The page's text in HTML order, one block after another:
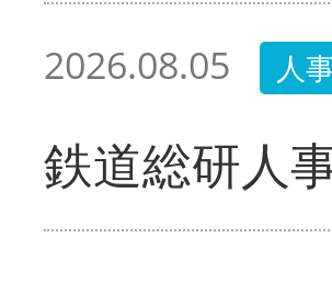
2026.08.05 人
鉄道総研人